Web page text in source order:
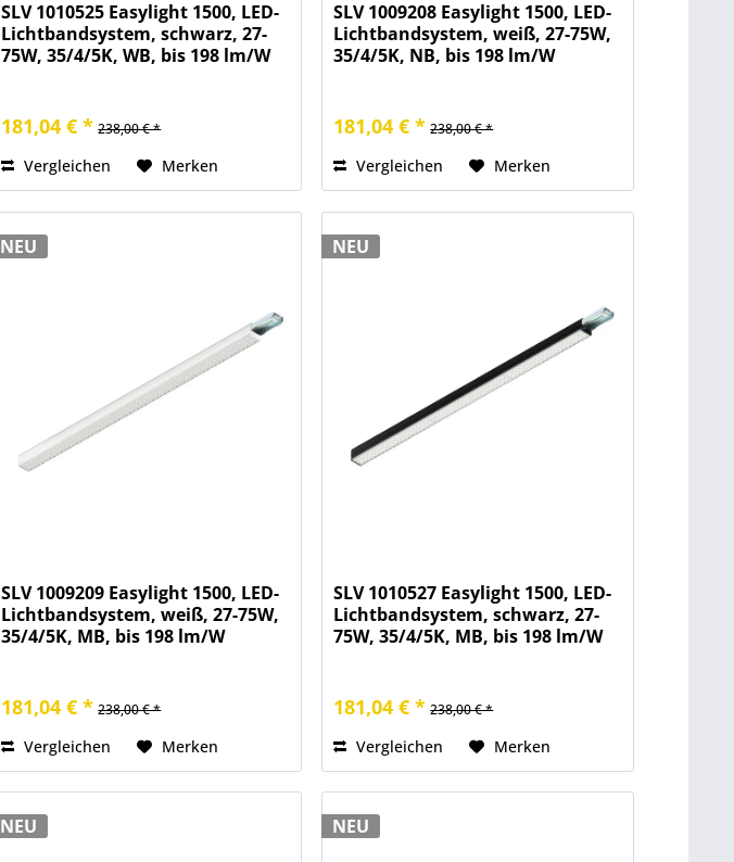
SLV 1010525 Easylight 1500, LED-
Lichtbandsystem, schwarz, 27-
75W, 35/4/5K, WB, bis 198 lm/W
181,04 € * 238,00 € *
Vergleichen Merken
SLV 1009208 Easylight 1500, LED-
Lichtbandsystem, weiß, 27-75W,
35/4/5K, NB, bis 198 lm/W
181,04 € * 238,00 € *
Vergleichen Merken
NEU
SLV 1009209 Easylight 1500, LED-
Lichtbandsystem, weiß, 27-75W,
35/4/5K, MB, bis 198 lm/W
181,04 € * 238,00 € *
Vergleichen Merken
NEU
SLV 1010527 Easylight 1500, LED-
Lichtbandsystem, schwarz, 27-
75W, 35/4/5K, MB, bis 198 lm/W
181,04 € * 238,00 € *
Vergleichen Merken
NEU NEU